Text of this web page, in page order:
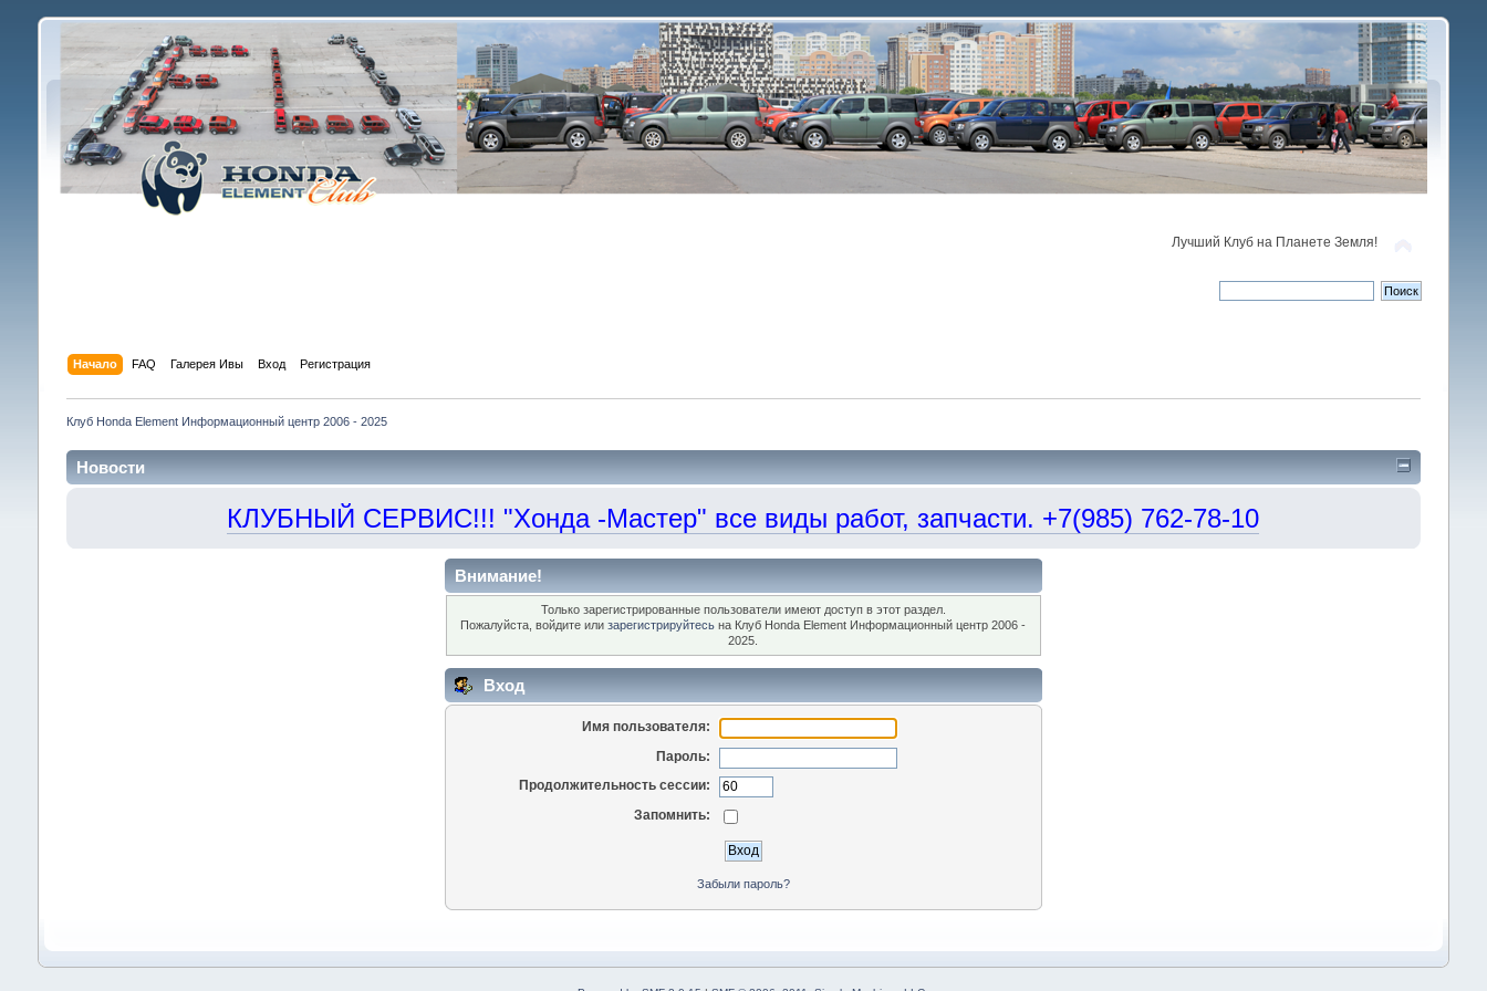
Лучший Клуб на Планете Земля!
Начало FAQ Галерея Ивы Вход Регистрация
Клуб Honda Element Информационный центр 2006 - 2025
Новости
КЛУБНЫЙ СЕРВИС!!! "Хонда -Мастер" все виды работ, запчасти. +7(985) 762-78-10
Внимание!
Только зарегистрированные пользователи имеют доступ в этот раздел.
Пожалуйста, войдите илизарегистрируйтесь на Клуб Honda Element Информационный центр 2006 -
2025.
Вход
Имя пользователя:
Пароль:
Продолжительность сессии:
Запомнить:
Забыли пароль?